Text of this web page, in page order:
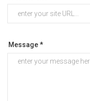
Message *